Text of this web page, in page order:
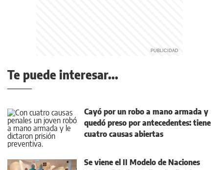
Te puede interesar...
Cayó por un robo a mano armada y
quedó preso por antecedentes: tiene
cuatro causas abiertas
Se viene el II Modelo de Naciones